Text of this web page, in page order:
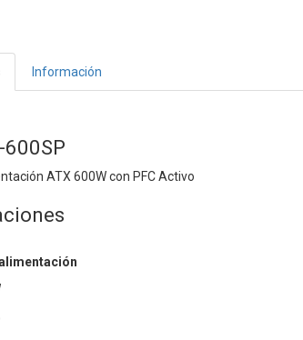
Información
600SP
ATX 600W con PFC Activo